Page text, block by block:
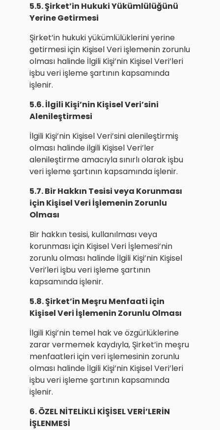
5.5. Şirket’in Hukuki Yükümlülüğünü
Yerine Getirmesi
Şirket’in hukuki yükümlülüklerini yerine
getirmesi için Kişisel Veri işlemenin zorunlu
olması halinde İlgili Kişi’nin Kişisel Veri’leri
işbu veri işleme şartının kapsamında
işlenir.
5.6. İlgili Kişi’nin Kişisel Veri’sini
Alenileştirmesi
İlgili Kişi’nin Kişisel Veri’sini alenileştirmiş
olması halinde ilgili Kişisel Veri’ler
alenileştirme amacıyla sınırlı olarak işbu
veri işleme şartının kapsamında işlenir.
5.7. Bir Hakkın Tesisi veya Korunması
için Kişisel Veri İşlemenin Zorunlu
Olması
Bir hakkın tesisi, kullanılması veya
korunması için Kişisel Veri İşlemesi’nin
zorunlu olması halinde İlgili Kişi’nin Kişisel
Veri’leri işbu veri işleme şartının
kapsamında işlenir.
5.8. Şirket’in Meşru Menfaati için
Kişisel Veri İşlemenin Zorunlu Olması
İlgili Kişi’nin temel hak ve özgürlüklerine
zarar vermemek kaydıyla, Şirket’in meşru
menfaatleri için veri işlemesinin zorunlu
olması halinde İlgili Kişi’nin Kişisel Veri’leri
işbu veri işleme şartının kapsamında
işlenir.
6. ÖZEL NİTELİKLİ KİŞİSEL VERİ’LERİN
İŞLENMESİ